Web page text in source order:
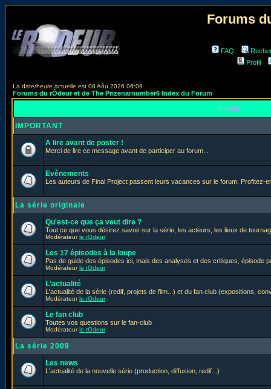
Forums
FAQ
Profil
La date/heure actuelle est 08 Aôu 2026 06:09
Forums du rÔdeur et de The Prizenarnumber6 Index du Forum
Forum
IMPORTANT
A lire avant de poster !
Merci de lire ce message avant de participer au forum...
Evènements
Les auteurs de Final Project passent leurs vacances sur le forum. Profitez-
La série originale
Qu'est-ce que ça veut dire ?
Tout ce que vous désirez savoir sur la série, les acteurs, les lieux de
Modérateurle rOdeur
Les 17 épisodes à la loupe
Pas de guide des épisodes ici, mais des analyses et des critiques, épisode
Modérateurle rOdeur
L'actualité
L'actualité de la série (redif, projets de film...) et du fan club (expositions,
Modérateurle rOdeur
Le fan club
Toutes vos questions sur le fan-club
Modérateurle rOdeur
La série 2009
Les news
L'actualité de la nouvelle série (production, diffusion, redif...)